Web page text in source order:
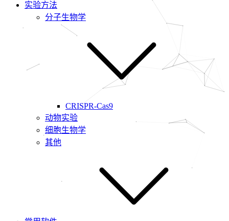
实验方法
分子生物学
CRISPR-Cas9
动物实验
细胞生物学
其他